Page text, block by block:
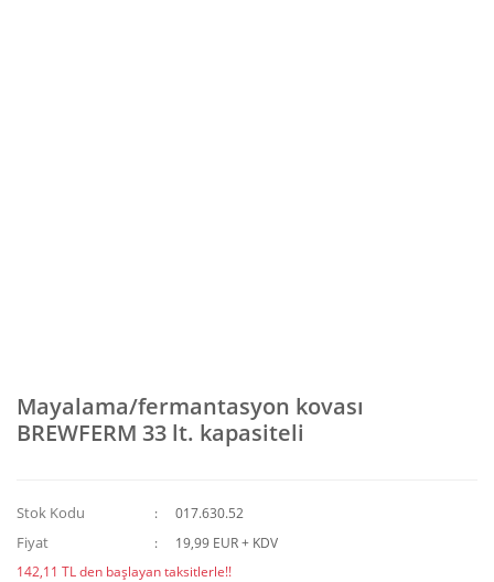
Mayalama/fermantasyon kovası
BREWFERM 33 lt. kapasiteli
Stok Kodu 017.630.52
Fiyat
19,99 EUR + KDV
142,11 TL den başlayan taksitlerle!!